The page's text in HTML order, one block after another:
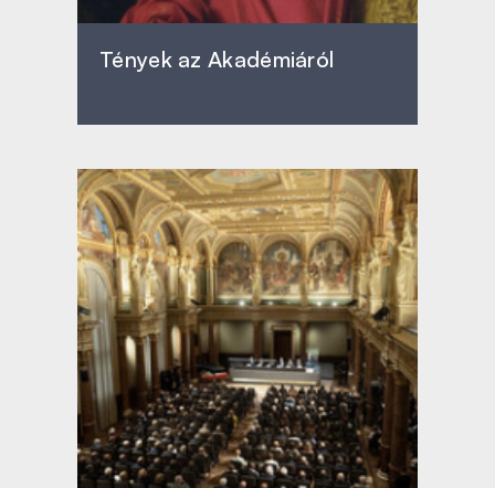
Tények az Akadémiáról